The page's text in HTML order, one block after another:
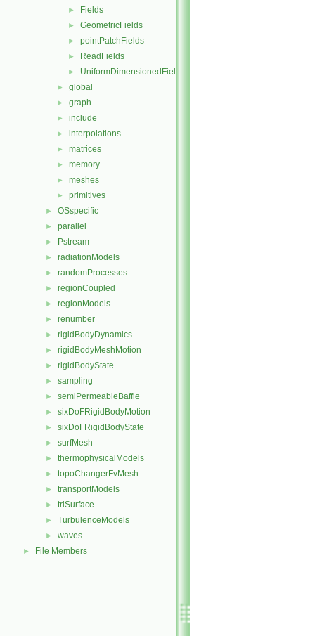
► Fields
► GeometricFields
► pointPatchFields
► ReadFields
► UniformDimensionedFields
► global
► graph
► include
► interpolations
► matrices
► memory
► meshes
► primitives
► OSspecific
► parallel
► Pstream
► radiationModels
► randomProcesses
► regionCoupled
► regionModels
► renumber
► rigidBodyDynamics
► rigidBodyMeshMotion
► rigidBodyState
► sampling
► semiPermeableBaffle
► sixDoFRigidBodyMotion
► sixDoFRigidBodyState
► surfMesh
► thermophysicalModels
► topoChangerFvMesh
► transportModels
► triSurface
► TurbulenceModels
► waves
► File Members